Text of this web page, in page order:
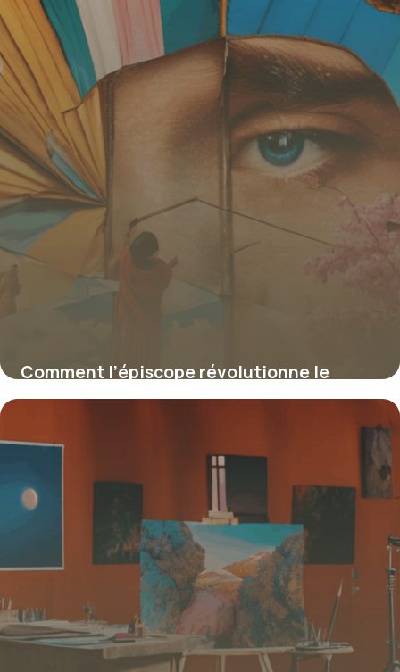
Comment l’épiscope révolutionne le
dessin et la projection d’images opaques